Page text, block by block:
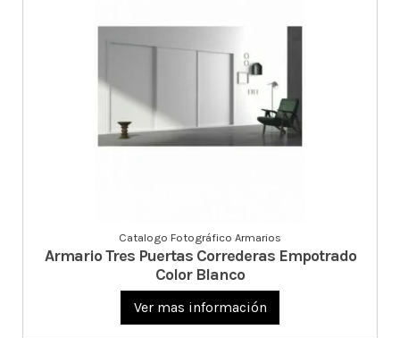
Catalogo Fotográfico Armarios
Armario Tres Puertas Correderas Empotrado
Color Blanco
Ver mas información